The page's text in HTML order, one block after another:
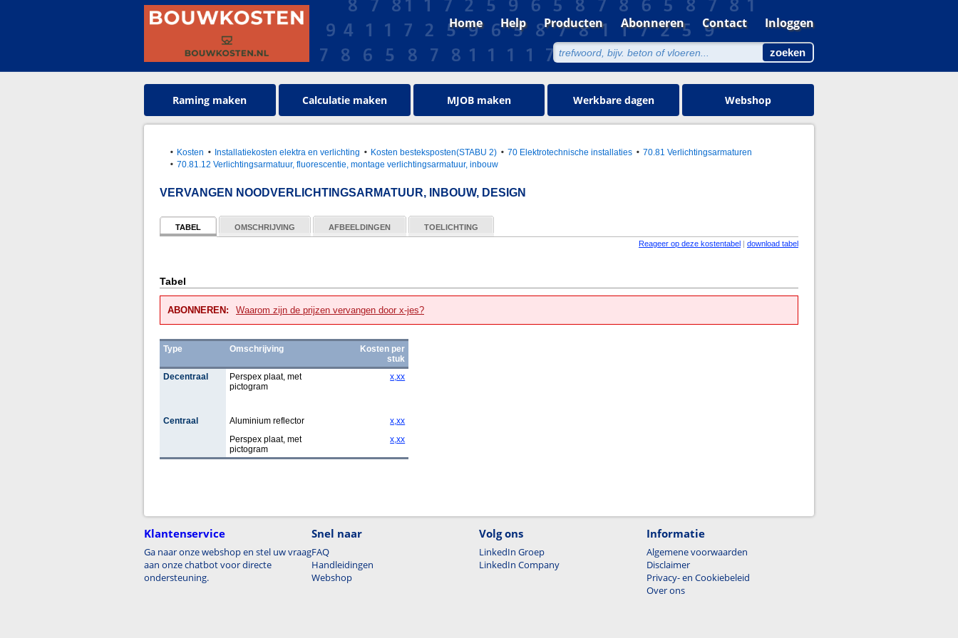
Home Help Producten Abonneren Contact Inloggen
Raming maken Calculatie maken MJOB maken Werkbare dagen Webshop
Kosten Installatiekosten elektra en verlichting Kosten besteksposten(STABU 2) 70 Elektrotechnische installaties
70.81 Verlichtingsarmaturen
70.81.12 Verlichtingsarmatuur, fluorescentie, montage verlichtingsarmatuur, inbouw
VERVANGEN NOODVERLICHTINGSARMATUUR, INBOUW, DESIGN
TABEL OMSCHRIJVING AFBEELDINGEN
TOELICHTING
Reageer op deze kostentabel | download tabel
Tabel
ABONNEREN: Waarom zijn de prijzen vervangen door x-jes?
Type Omschrijving
Kosten per
stuk
Decentraal
Perspex plaat, met
pictogram
x,xx
Centraal Aluminium reflector
x,xx
Perspex plaat, met
pictogram
x,xx
Klantenservice
Ga naar onze webshop en stel uw vraag
aan onze chatbot voor directe
ondersteuning.
Snel naar
FAQ
Handleidingen
Webshop
Volg ons
LinkedIn Groep
LinkedIn Company
Informatie
Algemene voorwaarden
Disclaimer
Privacy- en Cookiebeleid
Over ons